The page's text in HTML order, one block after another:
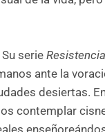
Su serie
ante la
desiertas.
contemplar